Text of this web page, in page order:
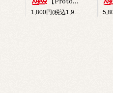
1,800円(税込1,980円)